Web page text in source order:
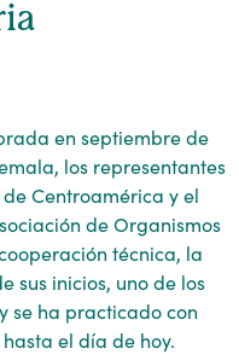
en septiembre de
los representantes
Centroamérica y el
de Organismos
técnica, la
sus inicios, uno de los
se ha practicado con
el día de hoy.